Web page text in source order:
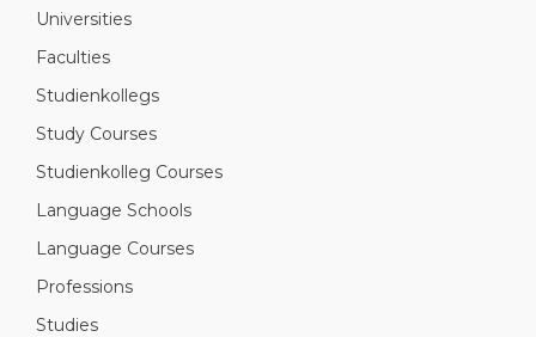
Universities
Faculties
Studienkollegs
Study Courses
Studienkolleg Courses
Language Schools
Language Courses
Professions
Studies